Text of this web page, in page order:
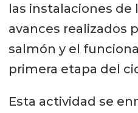
las instalaciones de
avances realizados
salmón y el
primera etapa del
Esta actividad se